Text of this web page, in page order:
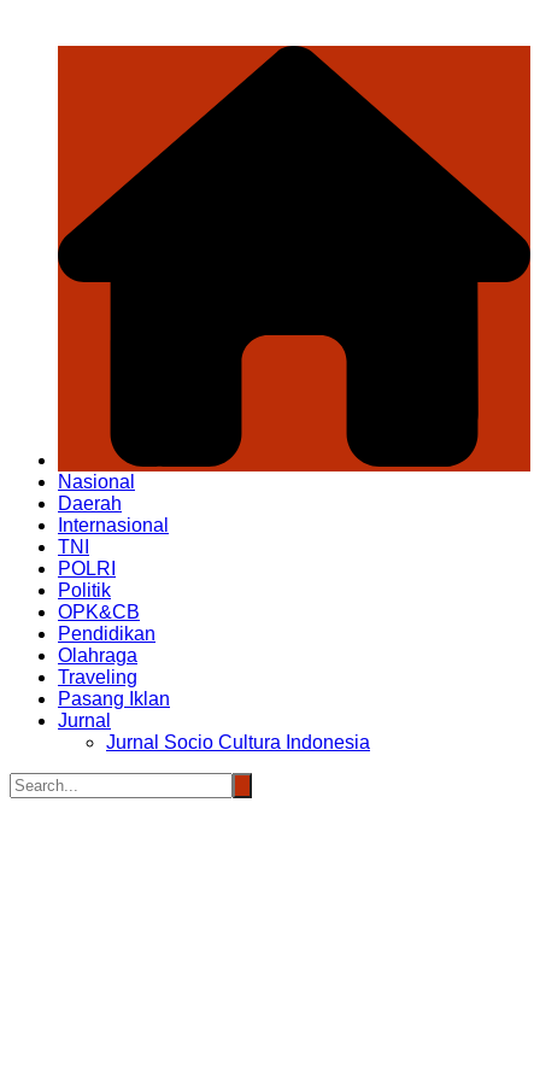
Nasional
Daerah
Internasional
TNI
POLRI
Politik
OPK&CB
Pendidikan
Olahraga
Traveling
Pasang Iklan
Jurnal
Jurnal Socio Cultura Indonesia